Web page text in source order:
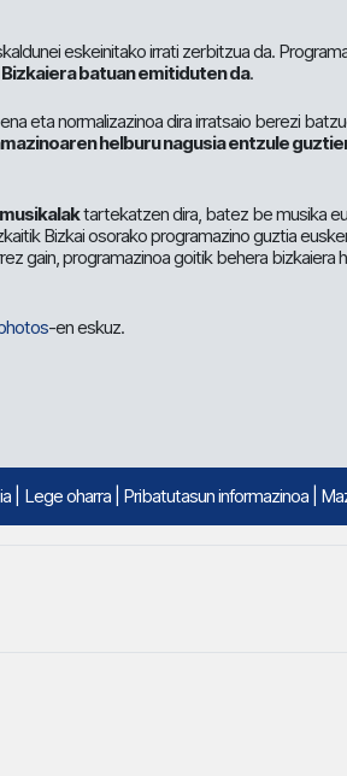
eskeinitako irrati zerbitzua da.
Bizkaiera batuan emitiduten da.
eta normalizazinoa dira irratsaio berezi
helburu nagusia entzule
musikalaktartekatzen dira, batez be musika
Bizkai osorako programazino guztia
gain, programazinoa goitik behera bizkaiera
-en eskuz.
Lege oharra Pribatutasun informazinoa |